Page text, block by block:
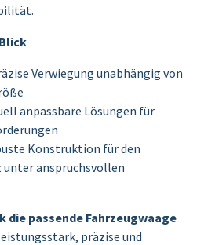
Verwiegung unabhängig von
anpassbare Lösungen für
Konstruktion für den
unter anspruchsvollen
die passende Fahrzeugwaage
präzise und